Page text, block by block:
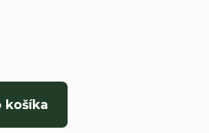
košíka